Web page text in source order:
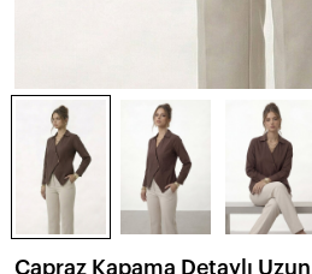
Çapraz Kapama Detaylı